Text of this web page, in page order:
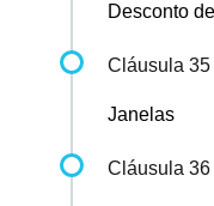
Desconto
Cláusula 35
Janelas
Cláusula 36